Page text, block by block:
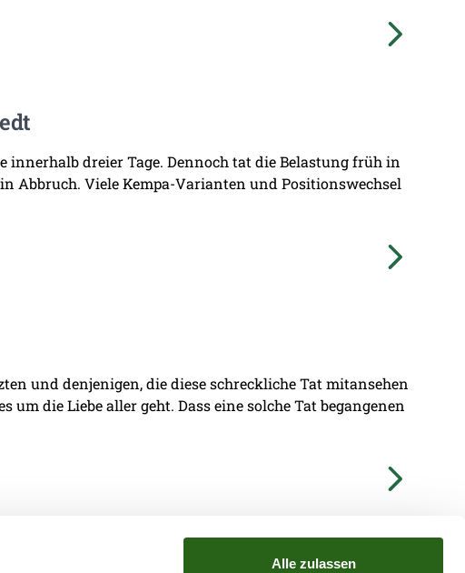
Alle zulassen
innerhalb dreier Tage. Dennoch tat die Belastung früh in
Abbruch. Viele Kempa-Varianten und Positionswechsel
und denjenigen, die diese schreckliche Tat mitansehen
um die Liebe aller geht. Dass eine solche Tat begangenen